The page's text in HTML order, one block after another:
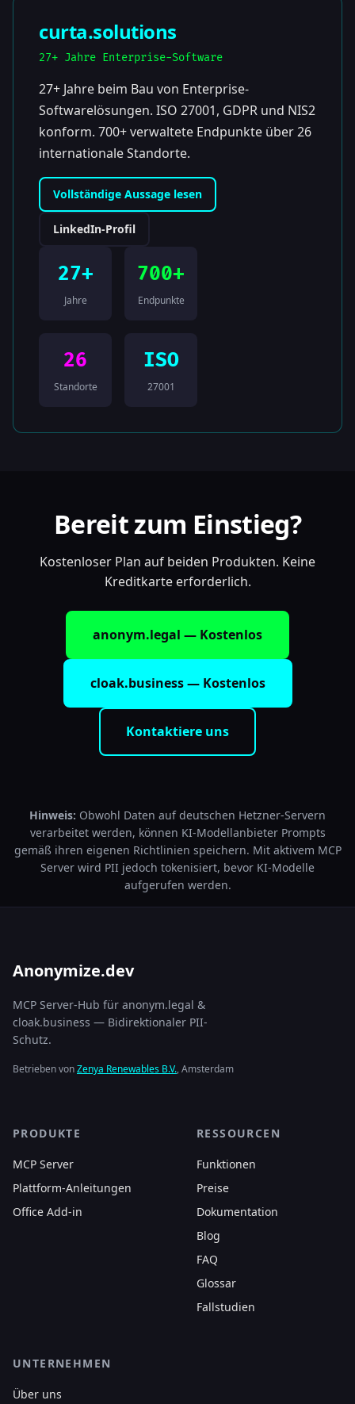
curta.solutions
27+ Jahre Enterprise-Software
27+ Jahre beim Bau von Enterprise-
Softwarelösungen. ISO 27001, GDPR und NIS2
konform. 700+ verwaltete Endpunkte über 26
internationale Standorte.
Vollständige Aussage lesen
LinkedIn-Profil
27+
Jahre
700+
Endpunkte
26
Standorte
ISO
27001
Bereit zum Einstieg?
Kostenloser Plan auf beiden Produkten. Keine
Kreditkarte erforderlich.
anonym.legal — Kostenlos
cloak.business — Kostenlos
Kontaktiere uns
Hinweis: Obwohl Daten auf deutschen Hetzner-Servern
verarbeitet werden, können KI-Modellanbieter Prompts
gemäß ihren eigenen Richtlinien speichern. Mit aktivem MCP
Server wird PII jedoch tokenisiert, bevor KI-Modelle
aufgerufen werden.
Anonymize.dev
MCP Server-Hub für anonym.legal &
cloak.business — Bidirektionaler PII-
Schutz.
Betrieben vonZenya Renewables B.V., Amsterdam
PRODUKTE
MCP Server
Plattform-Anleitungen
Office Add-in
RESSOURCEN
Funktionen
Preise
Dokumentation
Blog
FAQ
Glossar
Fallstudien
UNTERNEHMEN
Über uns